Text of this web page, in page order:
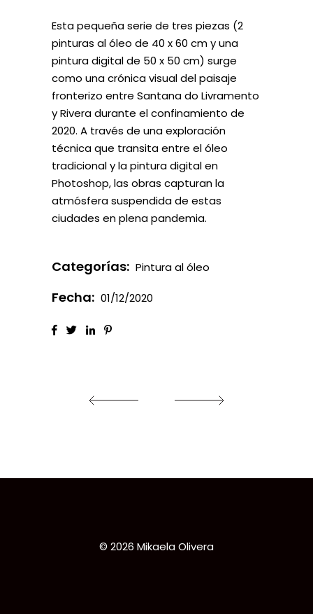
Esta pequeña serie de tres piezas (2
pinturas al óleo de 40 x 60 cm y una
pintura digital de 50 x 50 cm) surge
como una crónica visual del paisaje
fronterizo entre Santana do Livramento
y Rivera durante el confinamiento de
2020. A través de una exploración
técnica que transita entre el óleo
tradicional y la pintura digital en
Photoshop, las obras capturan la
atmósfera suspendida de estas
ciudades en plena pandemia.
Categorías: Pintura al óleo
Fecha: 01/12/2020
© 2026 Mikaela Olivera